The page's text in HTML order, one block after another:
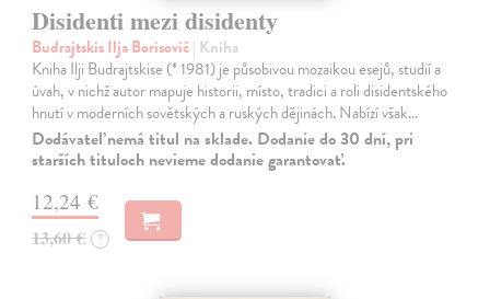
Disidenti mezi disidenty
Budrajtskis Ilja Borisovič| Kniha
Kniha Ilji Budrajtskise (* 1981) je působivou mozaikou esejů, studií a
úvah, v nichž autor mapuje historii, místo, tradici a roli disidentského
hnutí v moderních sovětských a ruských dějinách. Nabízí však…
Dodávateľ nemá titul na sklade. Dodanie do 30 dní, pri
starších tituloch nevieme dodanie garantovať.
12,24 €
13,60 € ?